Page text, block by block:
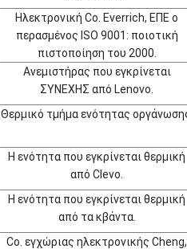
Ηλεκτρονική Co. Everrich, ΕΠΕ ο
περασμένος ISO 9001: ποιοτική
πιστοποίηση του 2000.
Ανεμιστήρας που εγκρίνεται
ΣΥΝΕΧΗΣ από Lenovo.
Θερμικό τμήμα ενότητας
Η ενότητα που εγκρίνεται θερμική
από Clevo.
Η ενότητα που εγκρίνεται θερμική
από τα κβάντα.
Co. εγχώριας ηλεκτρονικής Cheng,